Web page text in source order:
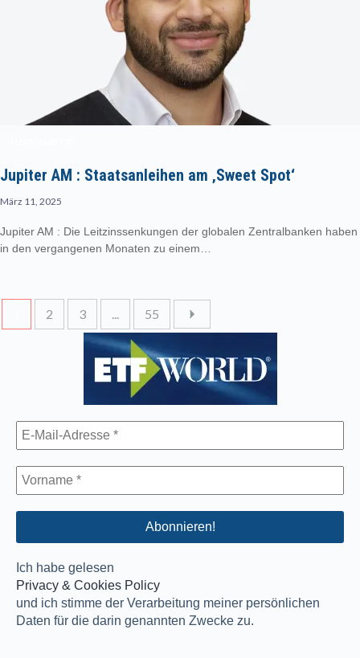
Jupiter AM : Staatsanleihen am ‚Sweet Spot‘
März 11, 2025
Jupiter AM : Die Leitzinssenkungen der globalen Zentralbanken haben
in den vergangenen Monaten zu einem…
2 3 55
Ich habe gelesen
Privacy & Cookies Policy
und ich stimme der Verarbeitung meiner persönlichen
Daten für die darin genannten Zwecke zu.